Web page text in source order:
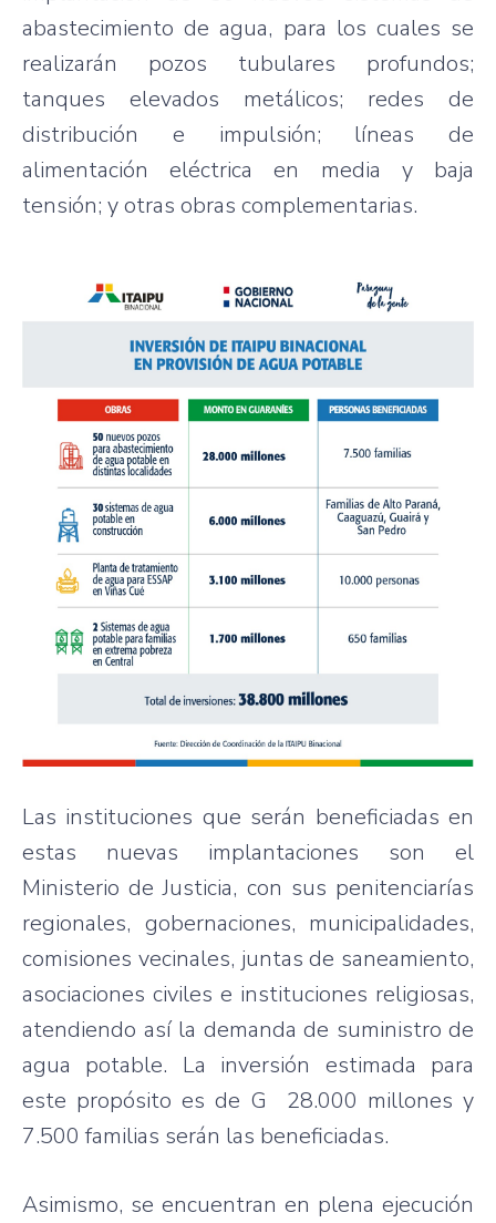
abastecimiento de agua, para los cuales se
realizarán pozos tubulares profundos;
tanques elevados metálicos; redes de
distribución e impulsión; líneas de
alimentación eléctrica en media y baja
tensión; y otras obras complementarias.
Las instituciones que serán beneficiadas en
estas nuevas implantaciones son el
Ministerio de Justicia, con sus penitenciarías
regionales, gobernaciones, municipalidades,
comisiones vecinales, juntas de saneamiento,
asociaciones civiles e instituciones religiosas,
atendiendo así la demanda de suministro de
agua potable. La inversión estimada para
este propósito es de G 28.000 millones y
7.500 familias serán las beneficiadas.
Asimismo, se encuentran en plena ejecución